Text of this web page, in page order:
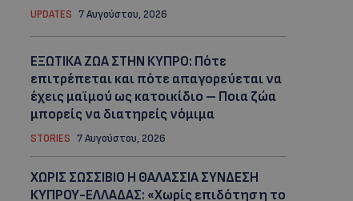
UPDATES 7 Αυγούστου, 2026
ΕΞΩΤΙΚΑ ΖΩΑ ΣΤΗΝ ΚΥΠΡΟ: Πότε
επιτρέπεται και πότε απαγορεύεται να
έχεις μαϊμού ως κατοικίδιο – Ποια ζώα
μπορείς να διατηρείς νόμιμα
STORIES 7 Αυγούστου, 2026
ΧΩΡΙΣ ΣΩΣΣΙΒΙΟ Η ΘΑΛΑΣΣΙΑ ΣΥΝΔΕΣΗ
ΚΥΠΡΟΥ-ΕΛΛΑΔΑΣ: «Χωρίς επιδότηση το